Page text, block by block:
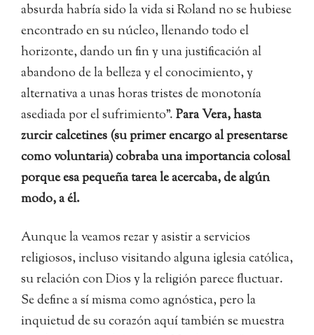
absurda habría sido la vida si Roland no se hubiese
encontrado en su núcleo, llenando todo el
horizonte, dando un fin y una justificación al
abandono de la belleza y el conocimiento, y
alternativa a unas horas tristes de monotonía
asediada por el sufrimiento”.Para Vera, hasta
zurcir calcetines (su primer encargo al presentarse
como voluntaria) cobraba una importancia colosal
porque esa pequeña tarea le acercaba, de algún
modo, a él.
Aunque la veamos rezar y asistir a servicios
religiosos, incluso visitando alguna iglesia católica,
su relación con Dios y la religión parece fluctuar.
Se define a sí misma como agnóstica, pero la
inquietud de su corazón aquí también se muestra